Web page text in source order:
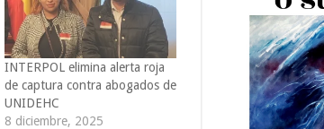
INTERPOL elimina alerta roja
de captura contra abogados de
UNIDEHC
8 diciembre, 2025